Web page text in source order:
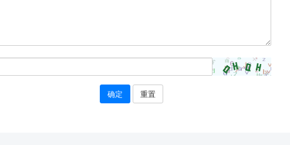
确定 重置